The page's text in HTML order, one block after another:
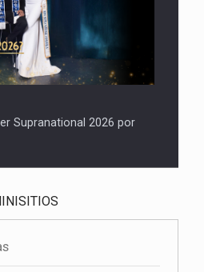
Supranational 2026 por